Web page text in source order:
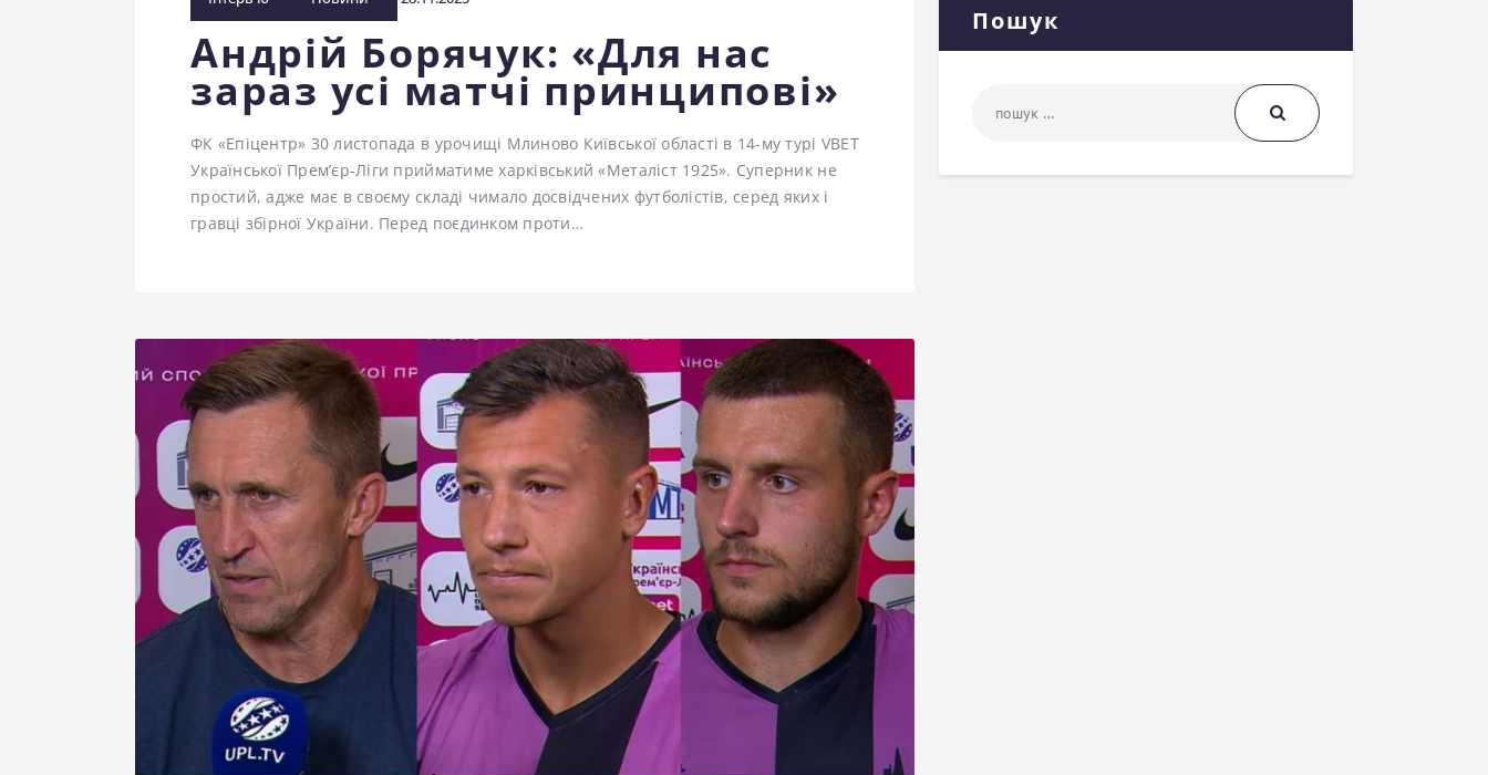
Андрій Борячук: «Для нас
зараз усі матчі принципові»
ФК «Епіцентр» 30 листопада в урочищі Млиново Київської області в 14-му турі VBET
Української Прем’єр-Ліги прийматиме харківський «Металіст 1925». Суперник не
простий, адже має в своєму складі чимало досвідчених футболістів, серед яких і
гравці збірної України. Перед поєдинком проти…
Пошук